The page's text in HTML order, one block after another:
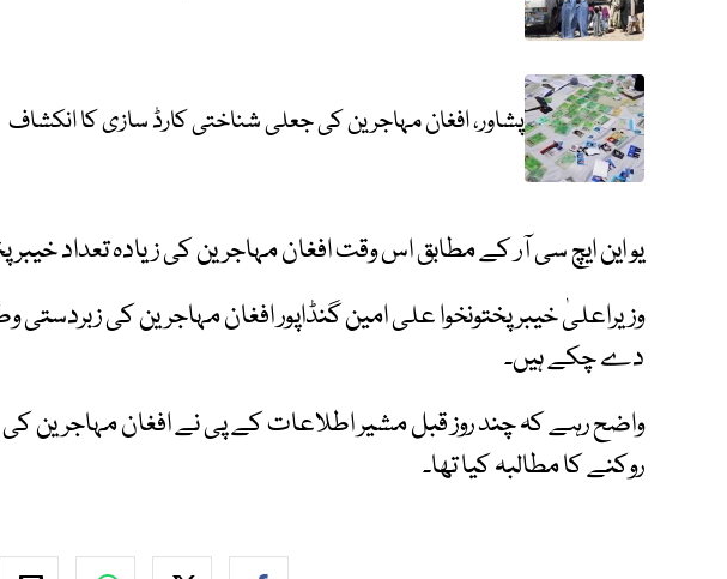
پشاور، افغان مہاجرین کی جعلی شناختی کارڈ سازی کا انکشاف
یو این ایچ سی آر کے مطابق اس وقت افغان مہاجرین کی زیادہ تعداد خیبر
وزیراعلیٰ خیبر پختونخوا علی امین گنڈاپور افغان مہاجرین کی
دے چکے ہیں۔
واضح رہے کہ چند روز قبل مشیر اطلاعات کے پی نے افغان مہاجرین
روکنے کا مطالبہ کیا تھا۔